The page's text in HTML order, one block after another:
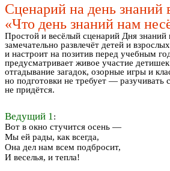
Сценарий на день
«Что день знаний нам
Простой и весёлый сценарий Дня знаний
замечательно развлечёт детей и
и настроит на позитив перед учебным
предусматривает живое участие
отгадывание загадок, озорные игры и
но подготовки не требует — разучивать
не придётся.
Ведущий 1:
Вот в окно стучится осень —
Мы ей рады, как всегда,
Она дел нам всем подбросит,
И веселья, и тепла!